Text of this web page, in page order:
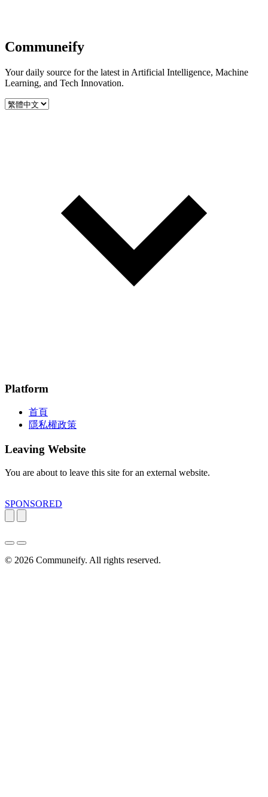
Communeify
Your daily source for the latest in Artificial Intelligence, Machine
Learning, and Tech Innovation.
Platform
首頁
隱私權政策
Leaving Website
You are about to leave this site for an external website.
SPONSORED
© 2026 Communeify. All rights reserved.